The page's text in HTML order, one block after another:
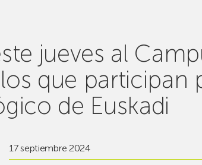
jueves al
que participan
de Euskadi
17 septiembre 2024